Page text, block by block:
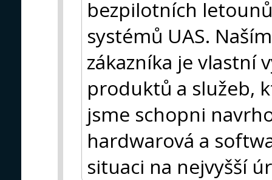
bezpilotních
systémů UAS.
zákazníka je vlastní
produktů a služeb,
jsme schopni
hardwarová a
situaci na nejvyšší